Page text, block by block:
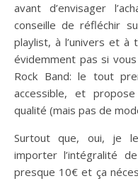
avant d’envisager
conseille de réfléchir
playlist, à l’univers et à
évidemment pas si
Rock Band: le tout
accessible, et
qualité (mais pas de
Surtout que, oui, je
importer l’intégralité
presque 10€ et ça